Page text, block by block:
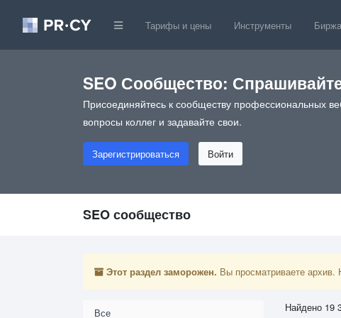
Тарифы и цены Инструменты
SEO Сообщество:
Присоединяйтесь к сообществу профессиональных
вопросы коллег и задавайте свои.
Зарегистрироваться Войти
SEO сообщество
Этот раздел заморожен. Вы просматриваете архив.
Все Найдено 19